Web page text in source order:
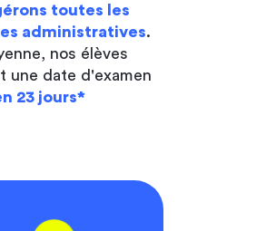
toutes les
administratives.
nos élèves
une date d'examen
23 jours*